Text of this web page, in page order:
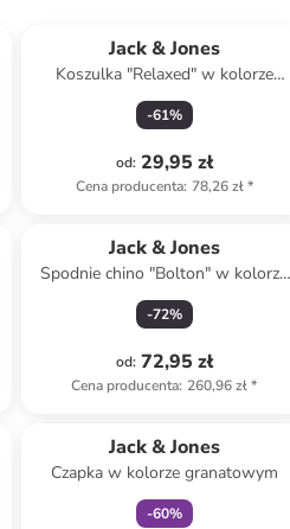
Jack & Jones
Koszulka "Relaxed" w kolorze
niebieskim
-61%
od: 29,95 zł
Cena producenta: 78,26 zł*
Jack & Jones
Spodnie chino "Bolton" w kolorze
czarnym
-72%
od: 72,95 zł
Cena producenta: 260,96 zł*
Jack & Jones
Czapka w kolorze granatowym
-60%